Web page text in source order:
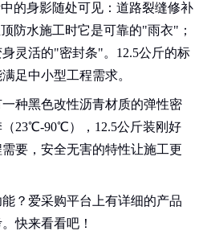
的身影随处可见：道路裂缝修补
防水施工时它是可靠的"雨衣"；
灵活的"密封条"。12.5公斤的标
足中小型工程需求。
种黑色改性沥青材质的弹性密
23℃-90℃），12.5公斤装刚好
要，安全无害的特性让施工更
？爱采购平台上有详细的产品
快来看看吧！